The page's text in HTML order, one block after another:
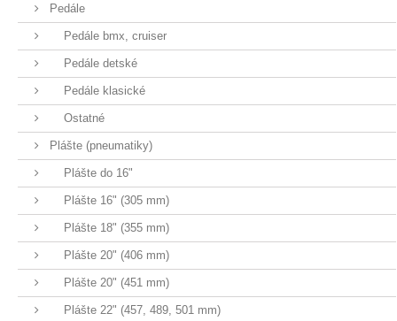
Pedále
Pedále bmx, cruiser
Pedále detské
Pedále klasické
Ostatné
Plášte (pneumatiky)
Plášte do 16"
Plášte 16" (305 mm)
Plášte 18" (355 mm)
Plášte 20" (406 mm)
Plášte 20" (451 mm)
Plášte 22" (457, 489, 501 mm)